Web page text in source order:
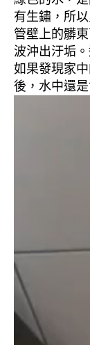
有生鏽，所
管壁上的髒
波沖出汙垢
如果發現家
後，水中還